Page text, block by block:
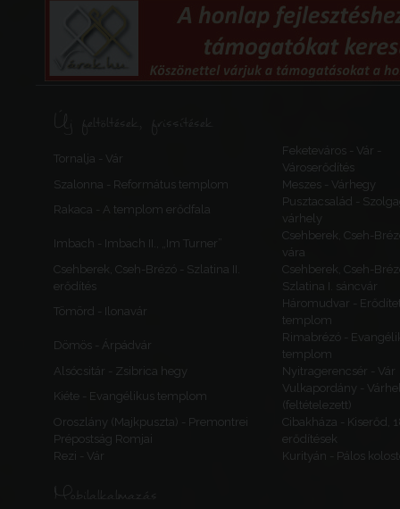
Új feltöltések, frissítések
Tornalja - Vár
Feketeváros - Vár -
Városerődítés
Szalonna - Református templom
Meszes - Várhegy
Rakaca - A templom erődfala
Pusztacsalád -
várhely
Imbach - Imbach II., „Im Turner”
Csehberek, Cseh-
vára
Csehberek, Cseh-Brézó - Szlatina II.
erődítés
Csehberek, Cseh-
Szlatina I. sáncvár
Tömörd - Ilonavár
Háromudvar -
templom
Dömös - Árpádvár
Rimabrézó -
templom
Alsócsitár - Zsibrica hegy
Nyitragerencsér - Vár
Kiéte - Evangélikus templom
Vulkapordány -
(feltételezett)
Oroszlány (Majkpuszta) - Premontrei
Prépostság Romjai
Cibakháza - Kiserőd,
erődítések
Rezi - Vár
Kurityán - Pálos
Mobilalkalmazás